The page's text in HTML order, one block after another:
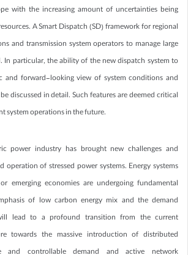
with the increasing amount of uncertainties being
A Smart Dispatch (SD) framework for regional
and transmission system operators to manage large
In particular, the ability of the new dispatch system to
and forward-looking view of system conditions and
discussed in detail. Such features are deemed critical
system operations in the future.
power industry has brought new challenges and
operation of stressed power systems. Energy systems
emerging economies are undergoing fundamental
of low carbon energy mix and the demand
lead to a profound transition from the current
towards the massive introduction of distributed
and controllable demand and active network